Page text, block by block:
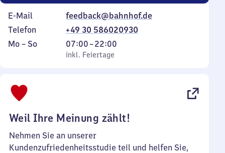
E-Mail
feedback@bahnhof.de
Telefon
+49 30 586020930
Montag
Mo – So,
inkl. Feiertage
07:00–22:00
Von
7
inkl. Feiertage
Weil Ihre Meinung zählt!
Nehmen Sie an unserer
Kundenzufriedenheitsstudie teil und helfen Sie,